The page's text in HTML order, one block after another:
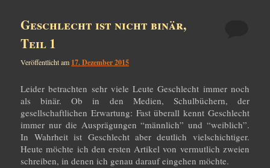
Geschlecht ist nicht binär,
Teil 1
Veröffentlicht am 17. Dezember 2015
Leider betrachten sehr viele Leute Geschlecht immer noch
als binär. Ob in den Medien, Schulbüchern, der
gesellschaftlichen Erwartung: Fast überall kennt Geschlecht
immer nur die Ausprägungen “männlich” und “weiblich”.
In Wahrheit ist Geschlecht aber deutlich vielschichtiger.
Heute möchte ich den ersten Artikel von vermutlich zweien
schreiben, in denen ich genau darauf eingehen möchte.